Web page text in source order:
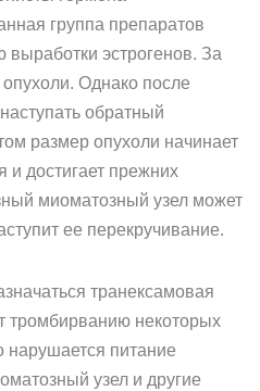
группа препаратов
эстрогенов. За
опухоли. Однако после
обратный
размер опухоли начинает
и достигает прежних
миоматозный узел может
ее перекручивание.
транексамовая
тромбирванию некоторых
нарушается питание
узел и другие